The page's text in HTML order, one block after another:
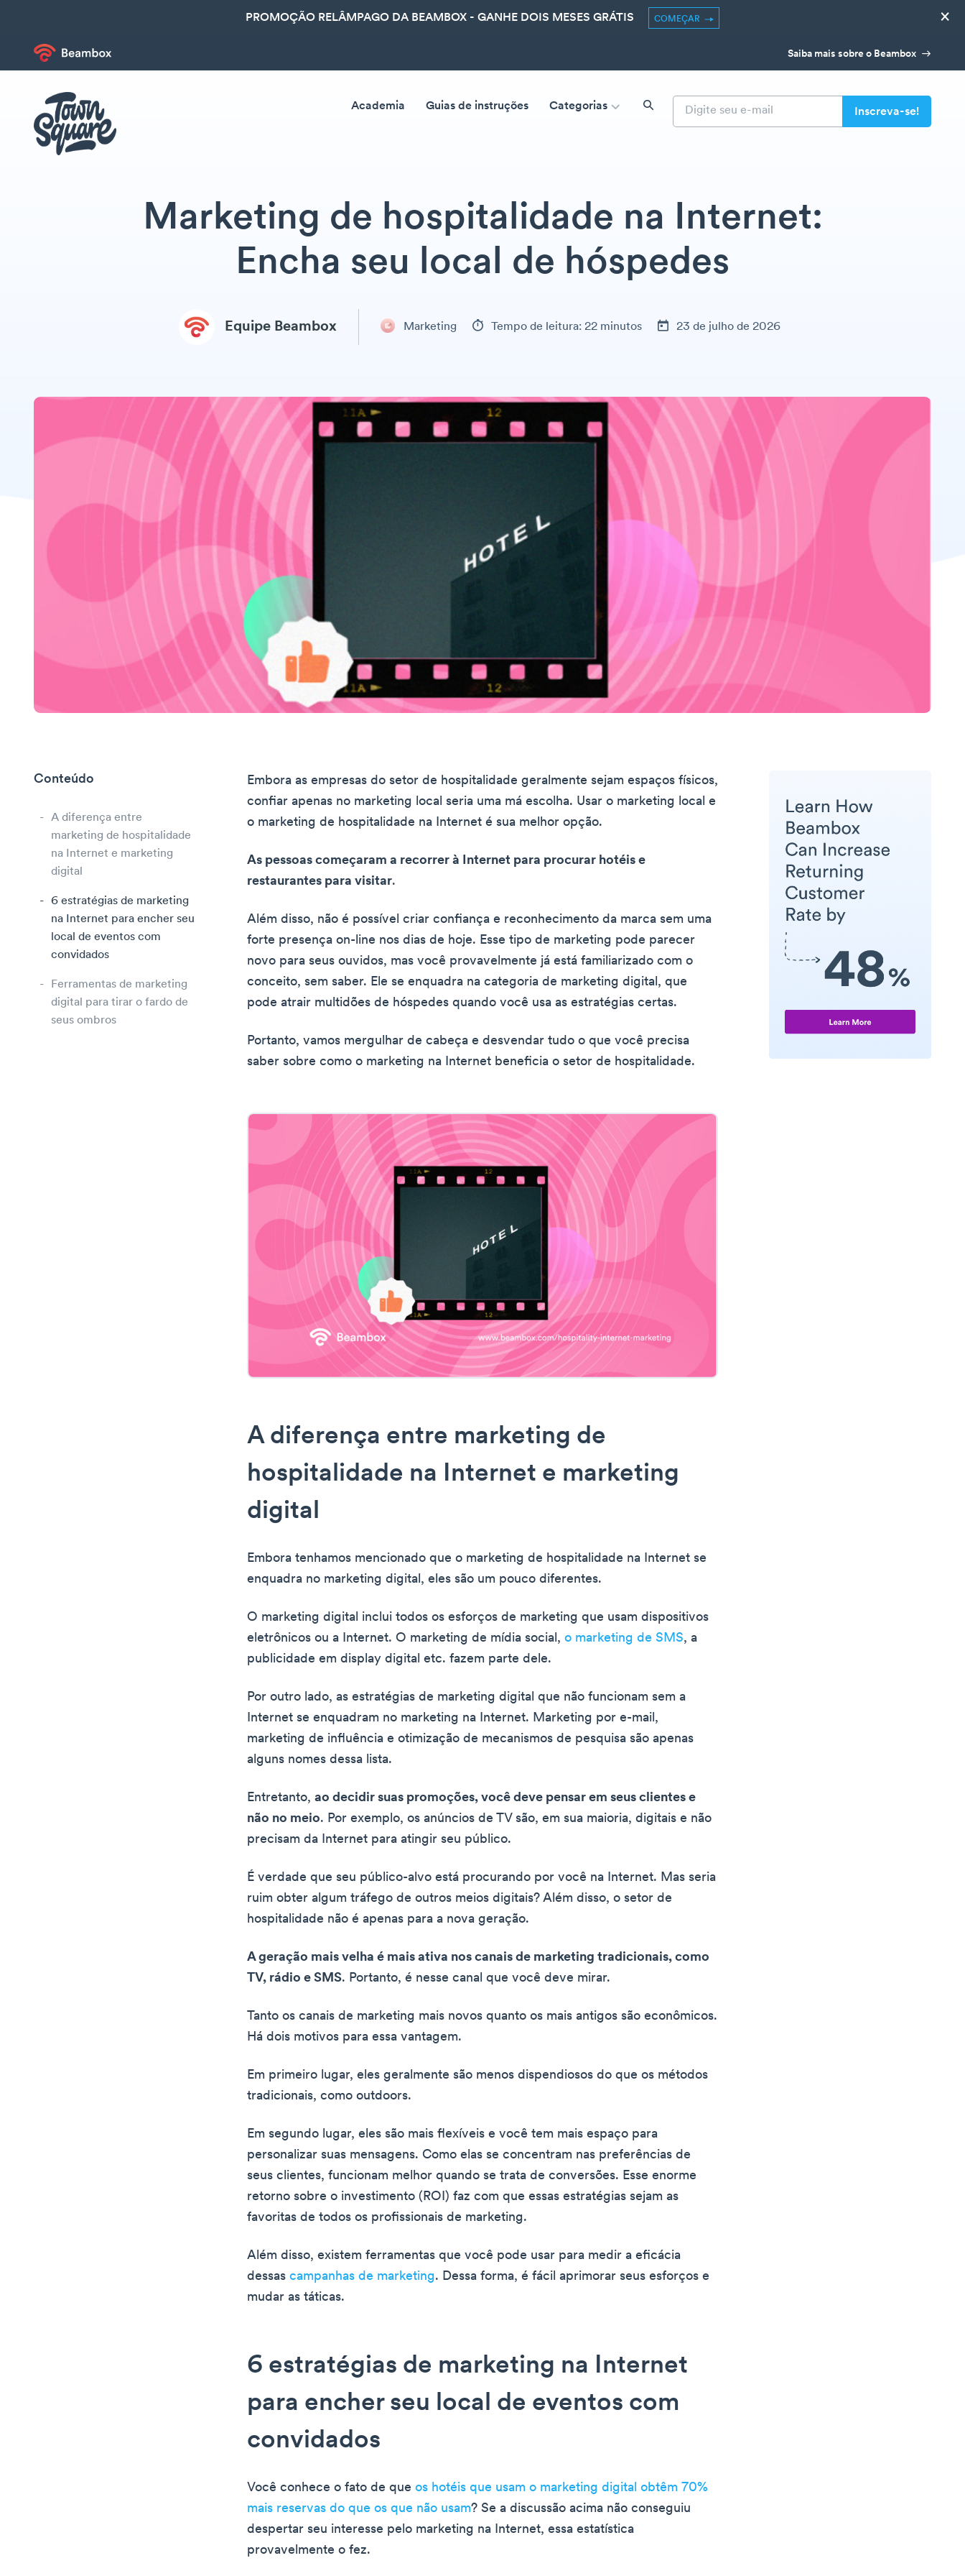
PROMOÇÃO RELÂMPAGO DA BEAMBOX - GANHE DOIS MESES GRÁTIS COMEÇAR ×
Saiba mais sobre o Beambox
Academia Guias de instruções Categorias
Marketing de hospitalidade na Internet:
Encha seu local de hóspedes
Equipe Beambox Marketing Tempo de leitura: 22 minutos 23 de julho de 2026
Conteúdo
A diferença entre
marketing de hospitalidade
na Internet e marketing
digital
6 estratégias de marketing
na Internet para encher seu
local de eventos com
convidados
Ferramentas de marketing
digital para tirar o fardo de
seus ombros
Embora as empresas do setor de hospitalidade geralmente sejam espaços físicos,
confiar apenas no marketing local seria uma má escolha. Usar o marketing local e
o marketing de hospitalidade na Internet é sua melhor opção.
As pessoas começaram a recorrer à Internet para procurar hotéis e
restaurantes para visitar.
Além disso, não é possível criar confiança e reconhecimento da marca sem uma
forte presença on-line nos dias de hoje. Esse tipo de marketing pode parecer
novo para seus ouvidos, mas você provavelmente já está familiarizado com o
conceito, sem saber. Ele se enquadra na categoria de marketing digital, que
pode atrair multidões de hóspedes quando você usa as estratégias certas.
Portanto, vamos mergulhar de cabeça e desvendar tudo o que você precisa
saber sobre como o marketing na Internet beneficia o setor de hospitalidade.
A diferença entre marketing de
hospitalidade na Internet e marketing
digital
Embora tenhamos mencionado que o marketing de hospitalidade na Internet se
enquadra no marketing digital, eles são um pouco diferentes.
O marketing digital inclui todos os esforços de marketing que usam dispositivos
eletrônicos ou a Internet. O marketing de mídia social, o marketing de SMS, a
publicidade em display digital etc. fazem parte dele.
Por outro lado, as estratégias de marketing digital que não funcionam sem a
Internet se enquadram no marketing na Internet. Marketing por e-mail,
marketing de influência e otimização de mecanismos de pesquisa são apenas
alguns nomes dessa lista.
Entretanto, ao decidir suas promoções, você deve pensar em seus clientes e
não no meio. Por exemplo, os anúncios de TV são, em sua maioria, digitais e não
precisam da Internet para atingir seu público.
É verdade que seu público-alvo está procurando por você na Internet. Mas seria
ruim obter algum tráfego de outros meios digitais? Além disso, o setor de
hospitalidade não é apenas para a nova geração.
A geração mais velha é mais ativa nos canais de marketing tradicionais, como
TV, rádio e SMS. Portanto, é nesse canal que você deve mirar.
Tanto os canais de marketing mais novos quanto os mais antigos são econômicos.
Há dois motivos para essa vantagem.
Em primeiro lugar, eles geralmente são menos dispendiosos do que os métodos
tradicionais, como outdoors.
Em segundo lugar, eles são mais flexíveis e você tem mais espaço para
personalizar suas mensagens. Como elas se concentram nas preferências de
seus clientes, funcionam melhor quando se trata de conversões. Esse enorme
retorno sobre o investimento (ROI) faz com que essas estratégias sejam as
favoritas de todos os profissionais de marketing.
Além disso, existem ferramentas que você pode usar para medir a eficácia
dessas campanhas de marketing. Dessa forma, é fácil aprimorar seus esforços e
mudar as táticas.
6 estratégias de marketing na Internet
para encher seu local de eventos com
convidados
Você conhece o fato de que os hotéis que usam o marketing digital obtêm 70%
mais reservas do que os que não usam? Se a discussão acima não conseguiu
despertar seu interesse pelo marketing na Internet, essa estatística
provavelmente o fez.